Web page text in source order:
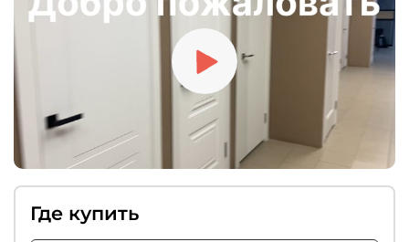
Где купить